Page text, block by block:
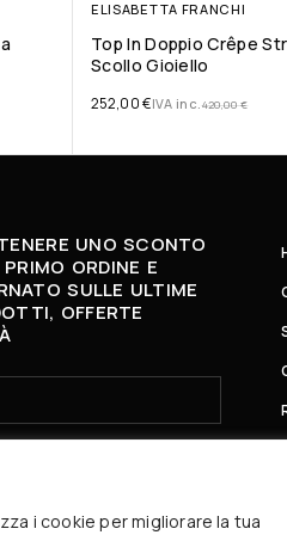
i cookie per migliorare la tua
ELISABETTA FRANCHI
Top In Doppio Crêpe
Scollo Gioiello
420,00€
252,00€IVA inc.
UNO SCONTO
ORDINE E
SULLE ULTIME
OFFERTE